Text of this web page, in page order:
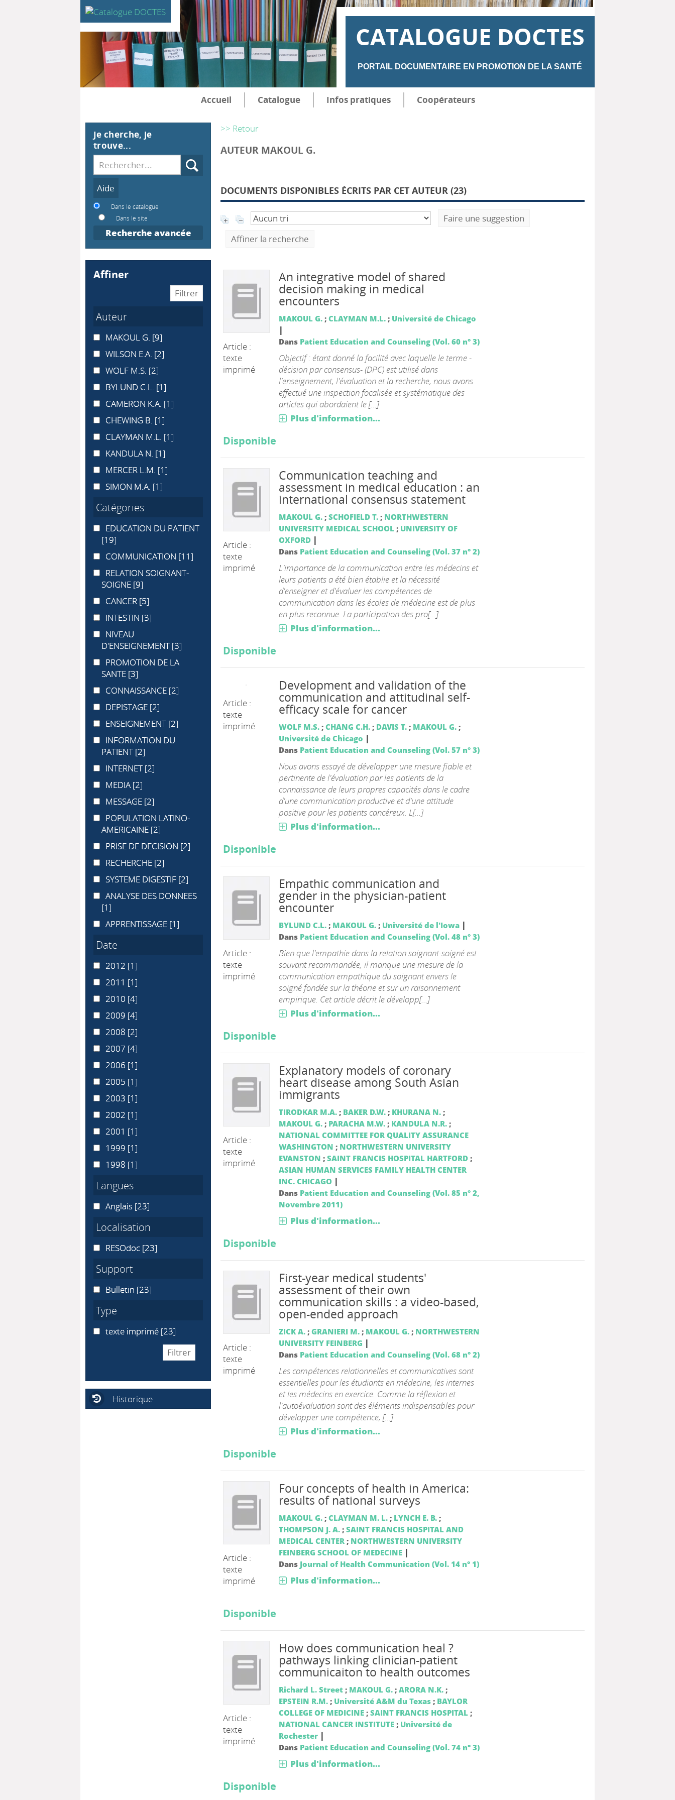
CATALOGUE DOCTES
PORTAIL DOCUMENTAIRE EN PROMOTION DE LA SANTÉ
Accueil Catalogue Infos pratiques Coopérateurs
>> Retour
AUTEUR MAKOUL G.
DOCUMENTS DISPONIBLES ÉCRITS PAR CET AUTEUR (23)
Faire une suggestion
Affiner la recherche
Article :
texte
imprimé
An integrative model of shared
decision making in medical
encounters
MAKOUL G.; CLAYMAN M.L.; Université de Chicago
|
Dans Patient Education and Counseling (Vol. 60 n° 3)
Objectif : étant donné la facilité avec laquelle le terme -
décision par consensus- (DPC) est utilisé dans
l'enseignement, l'évaluation et la recherche, nous avons
effectué une inspection focalisée et systématique des
articles qui abordaient le [...]
Plus d'information...
Disponible
Article :
texte
imprimé
Communication teaching and
assessment in medical education : an
international consensus statement
MAKOUL G.; SCHOFIELD T.; NORTHWESTERN
UNIVERSITY MEDICAL SCHOOL; UNIVERSITY OF
OXFORD |
Dans Patient Education and Counseling (Vol. 37 n° 2)
L'importance de la communication entre les médecins et
leurs patients a été bien établie et la nécessité
d'enseigner et d'évaluer les compétences de
communication dans les écoles de médecine est de plus
en plus reconnue. La participation des pro[...]
Plus d'information...
Disponible
Article :
texte
imprimé
Development and validation of the
communication and attitudinal self-
efficacy scale for cancer
WOLF M.S.; CHANG C.H.; DAVIS T.; MAKOUL G.;
Université de Chicago |
Dans Patient Education and Counseling (Vol. 57 n° 3)
Nous avons essayé de développer une mesure fiable et
pertinente de l'évaluation par les patients de la
connaissance de leurs propres capacités dans le cadre
d'une communication productive et d'une attitude
positive pour les patients cancéreux. L[...]
Plus d'information...
Disponible
Article :
texte
imprimé
Empathic communication and
gender in the physician-patient
encounter
BYLUND C.L.; MAKOUL G.; Université de l'Iowa |
Dans Patient Education and Counseling (Vol. 48 n° 3)
Bien que l'empathie dans la relation soignant-soigné est
souvant recommandée, il manque une mesure de la
communication empathique du soignant envers le
soigné fondée sur la théorie et sur un raisonnement
empirique. Cet article décrit le développ[...]
Plus d'information...
Disponible
Article :
texte
imprimé
Explanatory models of coronary
heart disease among South Asian
immigrants
TIRODKAR M.A.; BAKER D.W.; KHURANA N.;
MAKOUL G.; PARACHA M.W.; KANDULA N.R.;
NATIONAL COMMITTEE FOR QUALITY ASSURANCE
WASHINGTON ; NORTHWESTERN UNIVERSITY
EVANSTON ; SAINT FRANCIS HOSPITAL HARTFORD;
ASIAN HUMAN SERVICES FAMILY HEALTH CENTER
INC. CHICAGO |
Dans Patient Education and Counseling (Vol. 85 n° 2,
Novembre 2011)
Plus d'information...
Disponible
Article :
texte
imprimé
First-year medical students'
assessment of their own
communication skills : a video-based,
open-ended approach
ZICK A.; GRANIERI M.; MAKOUL G.; NORTHWESTERN
UNIVERSITY FEINBERG |
Dans Patient Education and Counseling (Vol. 68 n° 2)
Les compétences relationnelles et communicatives sont
essentielles pour les étudiants en médecine, les internes
et les médecins en exercice. Comme la réflexion et
l'autoévaluation sont des éléments indispensables pour
développer une compétence, [...]
Plus d'information...
Disponible
Article :
texte
imprimé
Four concepts of health in America:
results of national surveys
MAKOUL G.; CLAYMAN M. L.; LYNCH E. B.;
THOMPSON J. A.; SAINT FRANCIS HOSPITAL AND
MEDICAL CENTER; NORTHWESTERN UNIVERSITY
FEINBERG SCHOOL OF MEDECINE |
Dans Journal of Health Communication (Vol. 14 n° 1)
Plus d'information...
Disponible
Article :
texte
imprimé
How does communication heal ?
pathways linking clinician-patient
communicaiton to health outcomes
Richard L. Street; MAKOUL G.; ARORA N.K.;
EPSTEIN R.M.; Université A&M du Texas; BAYLOR
COLLEGE OF MEDICINE; SAINT FRANCIS HOSPITAL;
NATIONAL CANCER INSTITUTE; Université de
Rochester |
Dans Patient Education and Counseling (Vol. 74 n° 3)
Plus d'information...
Disponible
Je cherche, je
trouve...
Recherche
Dans le catalogue
Dans le site
Recherche avancée
affiner
Auteur
MAKOUL G.
MAKOUL G. [9]
WILSON E.A.
WILSON E.A. [2]
WOLF M.S.
WOLF M.S. [2]
BYLUND C.L.
BYLUND C.L. [1]
CAMERON K.A.
CAMERON K.A. [1]
CHEWING B.
CHEWING B. [1]
CLAYMAN M.L.
CLAYMAN M.L. [1]
KANDULA N.
KANDULA N. [1]
MERCER L.M.
MERCER L.M. [1]
SIMON M.A.
SIMON M.A. [1]
Catégories
EDUCATION DU PATIENT
EDUCATION DU PATIENT
[19]
COMMUNICATION
COMMUNICATION [11]
RELATION SOIGNANT-SOIGNE
RELATION SOIGNANT-
SOIGNE [9]
CANCER
CANCER [5]
INTESTIN
INTESTIN [3]
NIVEAU D'ENSEIGNEMENT
NIVEAU
D'ENSEIGNEMENT [3]
PROMOTION DE LA SANTE
PROMOTION DE LA
SANTE [3]
CONNAISSANCE
CONNAISSANCE [2]
DEPISTAGE
DEPISTAGE [2]
ENSEIGNEMENT
ENSEIGNEMENT [2]
INFORMATION DU PATIENT
INFORMATION DU
PATIENT [2]
INTERNET
INTERNET [2]
MEDIAMEDIA [2]
MESSAGE
MESSAGE [2]
POPULATION LATINO-AMERICAINE
POPULATION LATINO-
AMERICAINE [2]
PRISE DE DECISION
PRISE DE DECISION [2]
RECHERCHE
RECHERCHE [2]
SYSTEME DIGESTIF
SYSTEME DIGESTIF [2]
ANALYSE DES DONNEES
ANALYSE DES DONNEES
[1]
APPRENTISSAGE
APPRENTISSAGE [1]
Date
20122012 [1]
20112011 [1]
20102010 [4]
20092009 [4]
20082008 [2]
20072007 [4]
20062006 [1]
20052005 [1]
20032003 [1]
20022002 [1]
20012001 [1]
19991999 [1]
19981998 [1]
Langues
Anglais
Anglais [23]
Localisation
RESOdoc
RESOdoc [23]
Support
Bulletin
Bulletin [23]
Type
texte imprimé
texte imprimé [23]
Historique